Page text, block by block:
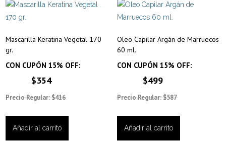
Mascarilla Keratina Vegetal 170
gr.
CON CUPÓN 15% OFF:
$354
Precio Regular: $416
Añadir al carrito
Oleo Capilar Argán de Marruecos
60 ml.
CON CUPÓN 15% OFF:
$499
Precio Regular: $587
Añadir al carrito